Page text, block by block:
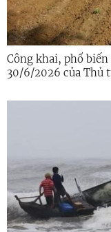
Công khai, phổ
30/6/2026 của Thủ